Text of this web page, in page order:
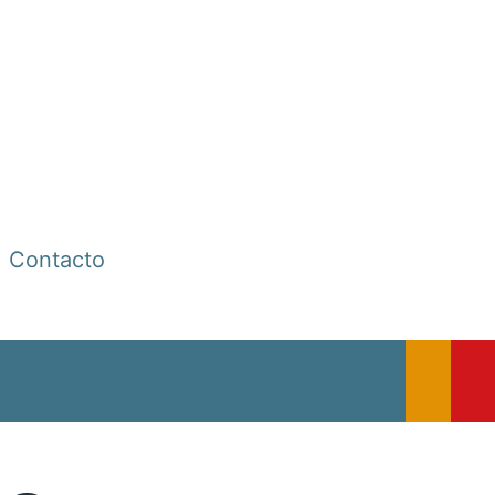
Contacto